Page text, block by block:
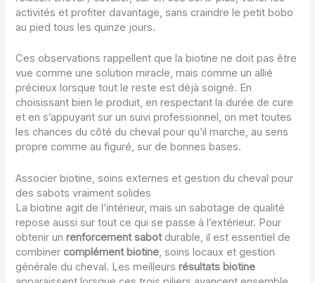
activités et profiter davantage, sans craindre le petit bobo
au pied tous les quinze jours.
Ces observations rappellent que la biotine ne doit pas être
vue comme une solution miracle, mais comme un allié
précieux lorsque tout le reste est déjà soigné. En
choisissant bien le produit, en respectant la durée de cure
et en s’appuyant sur un suivi professionnel, on met toutes
les chances du côté du cheval pour qu’il marche, au sens
propre comme au figuré, sur de bonnes bases.
Associer biotine, soins externes et gestion du cheval pour
des sabots vraiment solides
La biotine agit de l’intérieur, mais un sabotage de qualité
repose aussi sur tout ce qui se passe à l’extérieur. Pour
obtenir unrenforcement sabotdurable, il est essentiel de
combinercomplément biotine, soins locaux et gestion
générale du cheval. Les meilleursrésultats biotine